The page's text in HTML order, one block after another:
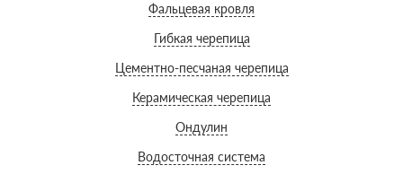
Фальцевая кровля
Гибкая черепица
Цементно-песчаная черепица
Керамическая черепица
Ондулин
Водосточная система